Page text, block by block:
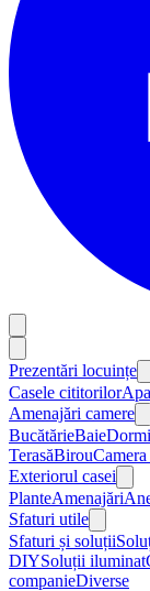
Prezentări locuințe
Casele cititorilor
Amenajări camere
BucătărieBaie
TerasăBirou
Exteriorul casei
PlanteAmenajări
Sfaturi utile
Sfaturi și soluții
DIYSoluții iluminat
companieDiverse